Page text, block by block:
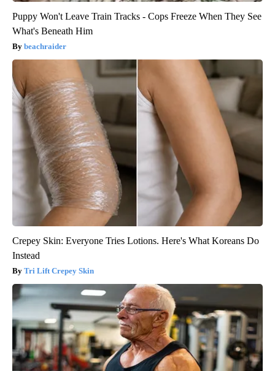
Puppy Won't Leave Train Tracks - Cops Freeze When They See
What's Beneath Him
beachraider
Crepey Skin: Everyone Tries Lotions. Here's What Koreans Do
Instead
Tri Lift Crepey Skin